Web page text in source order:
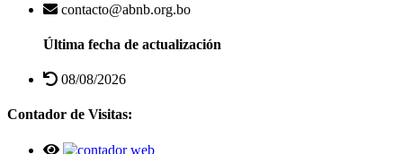
contacto@abnb.org.bo
Última fecha de actualización
08/08/2026
Contador de Visitas: